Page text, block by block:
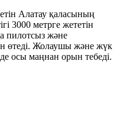
Алатау қаласының
3000 метрге жететін
пилотсыз және
өтеді. Жолаушы және жүк
осы маңнан орын тебеді.